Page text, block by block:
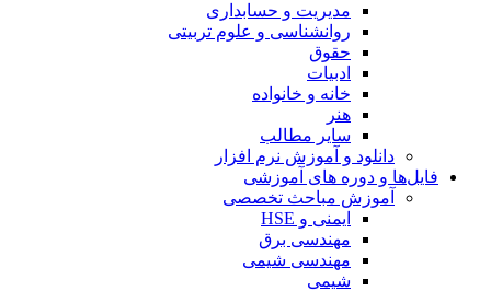
مدیریت و حسابداری
روانشناسی و علوم تربیتی
حقوق
ادبیات
خانه و خانواده
هنر
سایر مطالب
دانلود و آموزش نرم افزار
فایل‌ها و دوره های آموزشی
آموزش مباحث تخصصی
ایمنی و HSE
مهندسی برق
مهندسی شیمی
شیمی